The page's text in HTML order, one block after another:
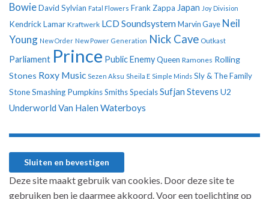
BowieDavid Sylvian Fatal Flowers Frank Zappa Japan Joy Division
Kendrick Lamar Kraftwerk LCD Soundsystem Marvin Gaye Neil
Young New Order New Power Generation Nick Cave Outkast
Parliament Prince Public EnemyQueen Ramones Rolling
Stones Roxy Music Sezen Aksu Sheila E Simple Minds Sly & The Family
StoneSmashing PumpkinsSmithsSpecialsSufjan Stevens U2
Underworld Van Halen Waterboys
Deze site maakt gebruik van cookies. Door deze site te
gebruiken ben je daarmee akkoord. Voor een toelichting op